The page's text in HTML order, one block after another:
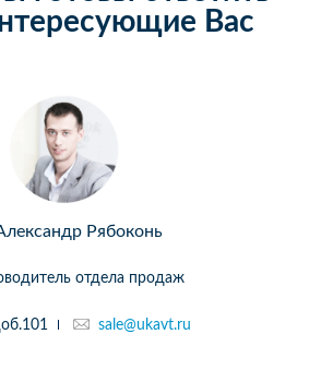
Вас
Рябоконь
отдела продаж
sale@ukavt.ru